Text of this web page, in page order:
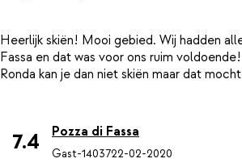
Heerlijk skiën! Mooi gebied. Wij hadden
Fassa en dat was voor ons ruim
Ronda kan je dan niet skiën maar dat
7.4 Pozza di Fassa
Gast-1403722-02-2020